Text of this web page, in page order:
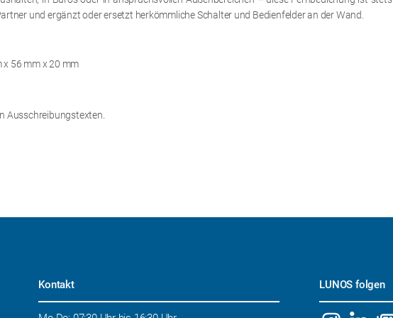
und ergänzt oder ersetzt herkömmliche Schalter und Bedienfelder an der Wand.
x 56 mm x 20 mm
Ausschreibungstexten.
Kontakt LUNOS folgen